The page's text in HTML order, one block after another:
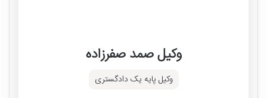
وکیل صمد صفرزاده
وکیل پایه یک دادگستری